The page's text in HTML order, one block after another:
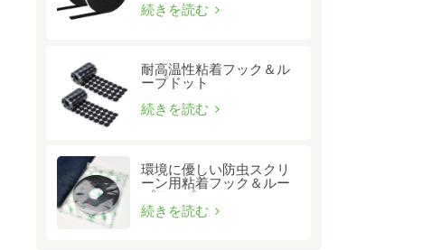
続きを読む
耐高温性粘着フック＆ル
ープドット
続きを読む
環境に優しい防虫スクリ
ーン用粘着フック＆ルー
プテープ
続きを読む